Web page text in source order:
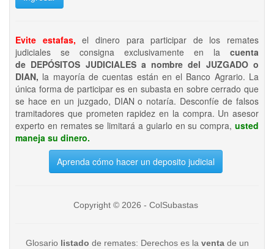
Evite estafas, el dinero para participar de los remates
judiciales se consigna exclusivamente en la cuenta
de DEPÓSITOS JUDICIALES a nombre del JUZGADO o
DIAN, la mayoría de cuentas están en el Banco Agrario. La
única forma de participar es en subasta en sobre cerrado que
se hace en un juzgado, DIAN o notaría. Desconfíe de falsos
tramitadores que prometen rapidez en la compra. Un asesor
experto en remates se limitará a guiarlo en su compra, usted
maneja su dinero.
Aprenda cómo hacer un deposito judicial
Copyright © 2026 - ColSubastas
Glosario listado de remates: Derechos es la ventade un